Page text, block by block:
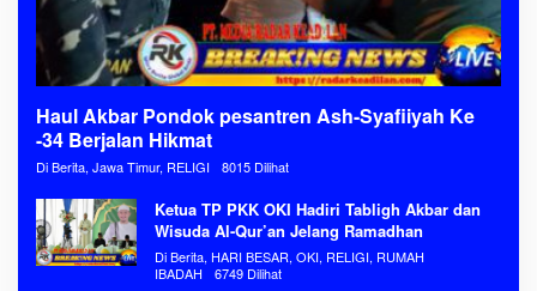
Haul Akbar Pondok pesantren Ash-Syafiiyah Ke
-34 Berjalan Hikmat
Di Berita, Jawa Timur, RELIGI 8015 Dilihat
Ketua TP PKK OKI Hadiri Tabligh Akbar dan
Wisuda Al-Qur’an Jelang Ramadhan
Di Berita, HARI BESAR, OKI, RELIGI, RUMAH
IBADAH
6749 Dilihat